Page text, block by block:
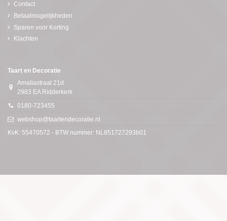
Contact
Betaalmogelijkheden
Sparen voor Korting
Klachten
Taart en Decoratie
Amaliastraat 21d
2983 EA Ridderkerk
0180-723455
webshop@taartendecoratie.nl
KvK: 55470572 - BTW nummer: NL851727293b01